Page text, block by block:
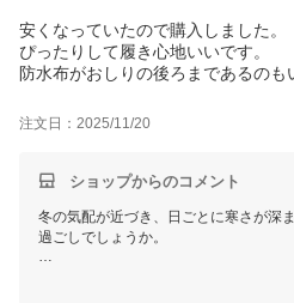
安くなっていたので購入しました。
ぴったりして履き心地いいです。
防水布がおしりの後ろまであるのも
注文日：2025/11/20
ショップからのコメント
冬の気配が近づき、日ごとに寒さが深
過ごしでしょうか。
この度は貴重なレビューをご投稿いた